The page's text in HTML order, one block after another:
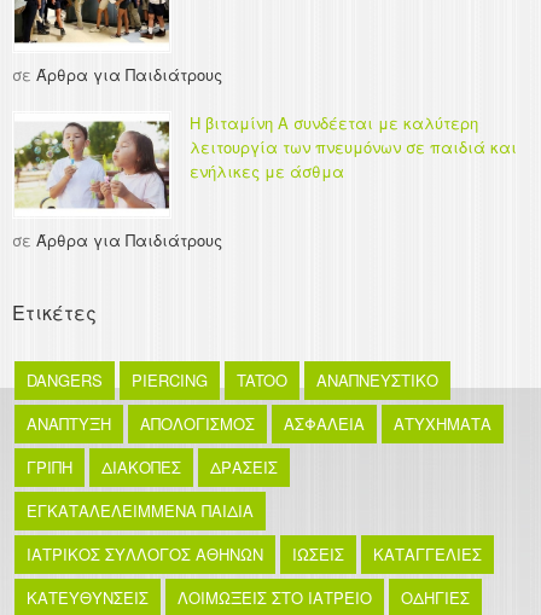
σε Άρθρα για Παιδιάτρους
Η βιταμίνη Α συνδέεται με καλύτερη
λειτουργία των πνευμόνων σε παιδιά και
ενήλικες με άσθμα
σε Άρθρα για Παιδιάτρους
Ετικέτες
DANGERS PIERCING TATOO
ΑΝΑΠΝΕΥΣΤΙΚΟ
ΑΝΑΠΤΥΞΗ
ΑΠΟΛΟΓΙΣΜΟΣ ΑΣΦΑΛΕΙΑ
ΑΤΥΧΗΜΑΤΑ
ΓΡΙΠΗ
ΔΙΑΚΟΠΕΣ
ΔΡΑΣΕΙΣ
ΕΓΚΑΤΑΛΕΛΕΙΜΜΕΝΑ ΠΑΙΔΙΑ
ΙΑΤΡΙΚΟΣ ΣΥΛΛΟΓΟΣ ΑΘΗΝΩΝ
ΙΩΣΕΙΣ
ΚΑΤΑΓΓΕΛΙΕΣ
ΚΑΤΕΥΘΥΝΣΕΙΣ
ΛΟΙΜΩΞΕΙΣ ΣΤΟ ΙΑΤΡΕΙΟ ΟΔΗΓΙΕΣ